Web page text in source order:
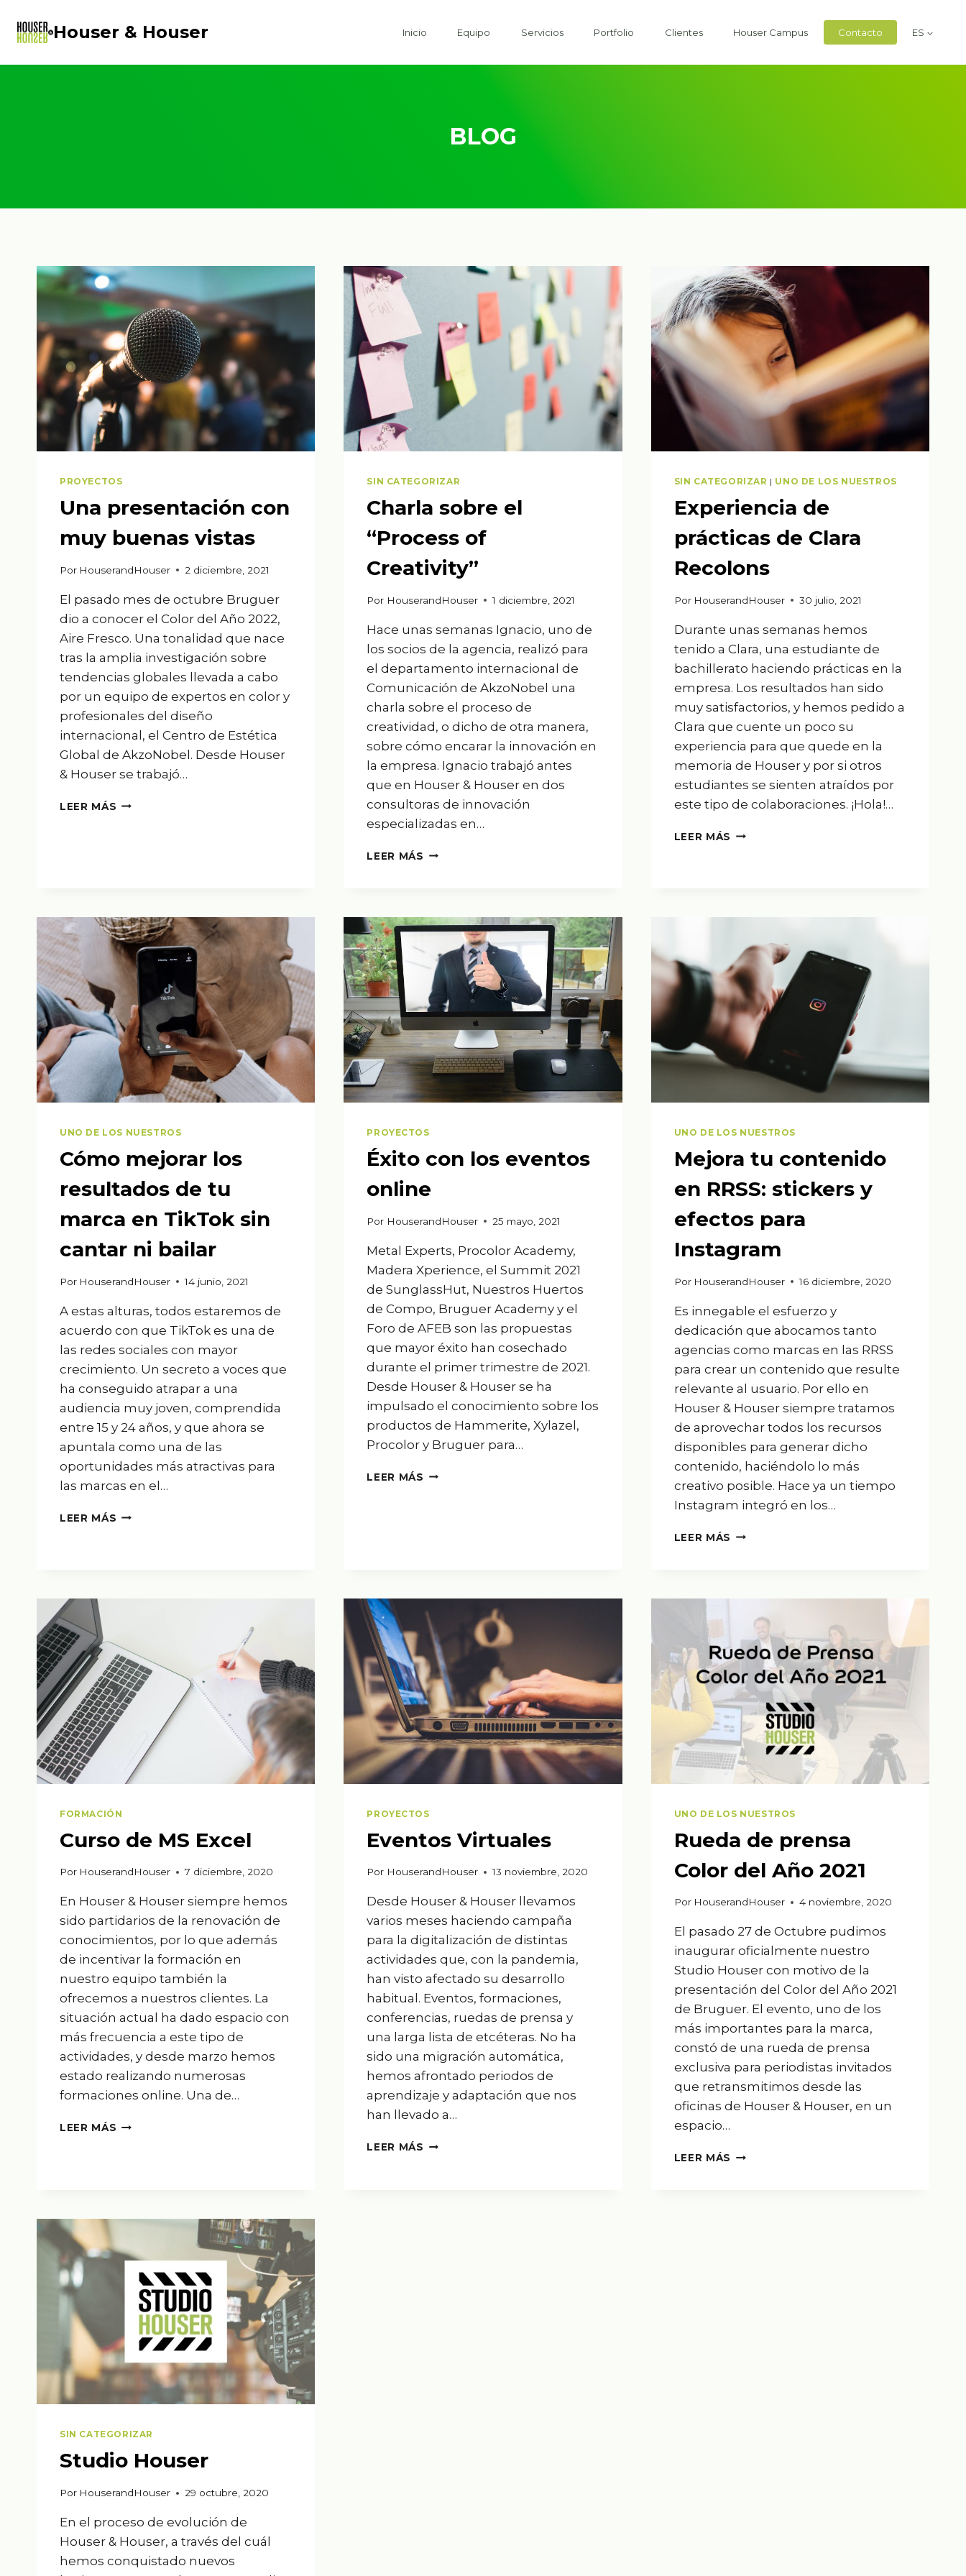
contenido
Houser & Houser Inicio Equipo Servicios Portfolio Clientes Houser Campus Contacto ES
BLOG
PROYECTOS
Una presentación con
muy buenas vistas
Por HouserandHouser 2 diciembre, 2021
El pasado mes de octubre Bruguer
dio a conocer el Color del Año 2022,
Aire Fresco. Una tonalidad que nace
tras la amplia investigación sobre
tendencias globales llevada a cabo
por un equipo de expertos en color y
profesionales del diseño
internacional, el Centro de Estética
Global de AkzoNobel. Desde Houser
& Houser se trabajó…
LEER MÁS UNA
SIN CATEGORIZAR
Charla sobre el
“Process of
Creativity”
Por HouserandHouser 1 diciembre, 2021
Hace unas semanas Ignacio, uno de
los socios de la agencia, realizó para
el departamento internacional de
Comunicación de AkzoNobel una
charla sobre el proceso de
creatividad, o dicho de otra manera,
sobre cómo encarar la innovación en
la empresa. Ignacio trabajó antes
que en Houser & Houser en dos
consultoras de innovación
especializadas en…
LEER MÁS CHARLA
CREATIVITY”
SIN CATEGORIZAR | UNO DE LOS NUESTROS
Experiencia de
prácticas de Clara
Recolons
Por HouserandHouser 30 julio, 2021
Durante unas semanas hemos
tenido a Clara, una estudiante de
bachillerato haciendo prácticas en la
empresa. Los resultados han sido
muy satisfactorios, y hemos pedido a
Clara que cuente un poco su
experiencia para que quede en la
memoria de Houser y por si otros
estudiantes se sienten atraídos por
este tipo de colaboraciones. ¡Hola!…
LEER MÁS EXPERIENCIA
UNO DE LOS NUESTROS
Cómo mejorar los
resultados de tu
marca en TikTok sin
cantar ni bailar
Por HouserandHouser 14 junio, 2021
A estas alturas, todos estaremos de
acuerdo con que TikTok es una de
las redes sociales con mayor
crecimiento. Un secreto a voces que
ha conseguido atrapar a una
audiencia muy joven, comprendida
entre 15 y 24 años, y que ahora se
apuntala como una de las
oportunidades más atractivas para
las marcas en el…
LEER MÁS CÓMO
SIN
CANTAR
NI
BAILAR
PROYECTOS
Éxito con los eventos
online
Por HouserandHouser 25 mayo, 2021
Metal Experts, Procolor Academy,
Madera Xperience, el Summit 2021
de SunglassHut, Nuestros Huertos
de Compo, Bruguer Academy y el
Foro de AFEB son las propuestas
que mayor éxito han cosechado
durante el primer trimestre de 2021.
Desde Houser & Houser se ha
impulsado el conocimiento sobre los
productos de Hammerite, Xylazel,
Procolor y Bruguer para…
LEER MÁS ÉXITO
UNO DE LOS NUESTROS
Mejora tu contenido
en RRSS: stickers y
efectos para
Instagram
Por HouserandHouser 16 diciembre, 2020
Es innegable el esfuerzo y
dedicación que abocamos tanto
agencias como marcas en las RRSS
para crear un contenido que resulte
relevante al usuario. Por ello en
Houser & Houser siempre tratamos
de aprovechar todos los recursos
disponibles para generar dicho
contenido, haciéndolo lo más
creativo posible. Hace ya un tiempo
Instagram integró en los…
LEER MÁS MEJORA
EFECTOS
PARA
INSTAGRAM
FORMACIÓN
Curso de MS Excel
Por HouserandHouser 7 diciembre, 2020
En Houser & Houser siempre hemos
sido partidarios de la renovación de
conocimientos, por lo que además
de incentivar la formación en
nuestro equipo también la
ofrecemos a nuestros clientes. La
situación actual ha dado espacio con
más frecuencia a este tipo de
actividades, y desde marzo hemos
estado realizando numerosas
formaciones online. Una de…
LEER MÁS CURSO
PROYECTOS
Eventos Virtuales
Por HouserandHouser 13 noviembre, 2020
Desde Houser & Houser llevamos
varios meses haciendo campaña
para la digitalización de distintas
actividades que, con la pandemia,
han visto afectado su desarrollo
habitual. Eventos, formaciones,
conferencias, ruedas de prensa y
una larga lista de etcéteras. No ha
sido una migración automática,
hemos afrontado periodos de
aprendizaje y adaptación que nos
han llevado a…
LEER MÁS EVENTOS
UNO DE LOS NUESTROS
Rueda de prensa
Color del Año 2021
Por HouserandHouser 4 noviembre, 2020
El pasado 27 de Octubre pudimos
inaugurar oficialmente nuestro
Studio Houser con motivo de la
presentación del Color del Año 2021
de Bruguer. El evento, uno de los
más importantes para la marca,
constó de una rueda de prensa
exclusiva para periodistas invitados
que retransmitimos desde las
oficinas de Houser & Houser, en un
espacio…
LEER MÁS RUEDA
SIN CATEGORIZAR
Studio Houser
Por HouserandHouser 29 octubre, 2020
En el proceso de evolución de
Houser & Houser, a través del cuál
hemos conquistado nuevos